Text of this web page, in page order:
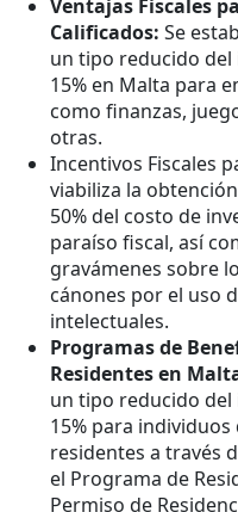
Ventajas Fiscales
Calificados: Se
un tipo reducido
15% en Malta para
como finanzas,
otras.
Incentivos Fiscales
viabiliza la
50% del costo de
paraíso fiscal, así
gravámenes sobre
cánones por el uso
intelectuales.
Programas de
Residentes en
un tipo reducido
15% para
residentes a través
el Programa de
Permiso de